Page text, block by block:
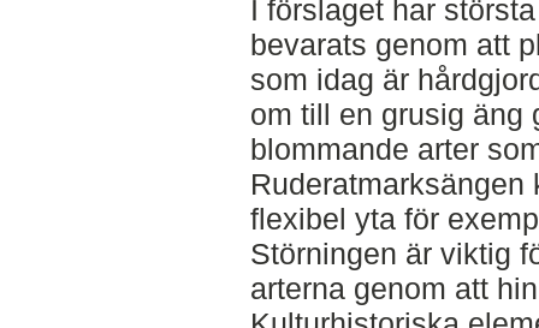
I förslaget har
bevarats genom att
som idag är
om till en grusig äng
blommande arter
flexibel yta för
Störningen är viktig
arterna genom att